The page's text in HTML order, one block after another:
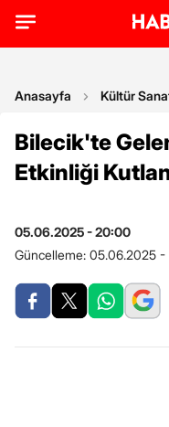
Anasayfa Kültür
Bilecik'te
Etkinliği
05.06.2025 - 20:00
Güncelleme: 05.06.2025 -